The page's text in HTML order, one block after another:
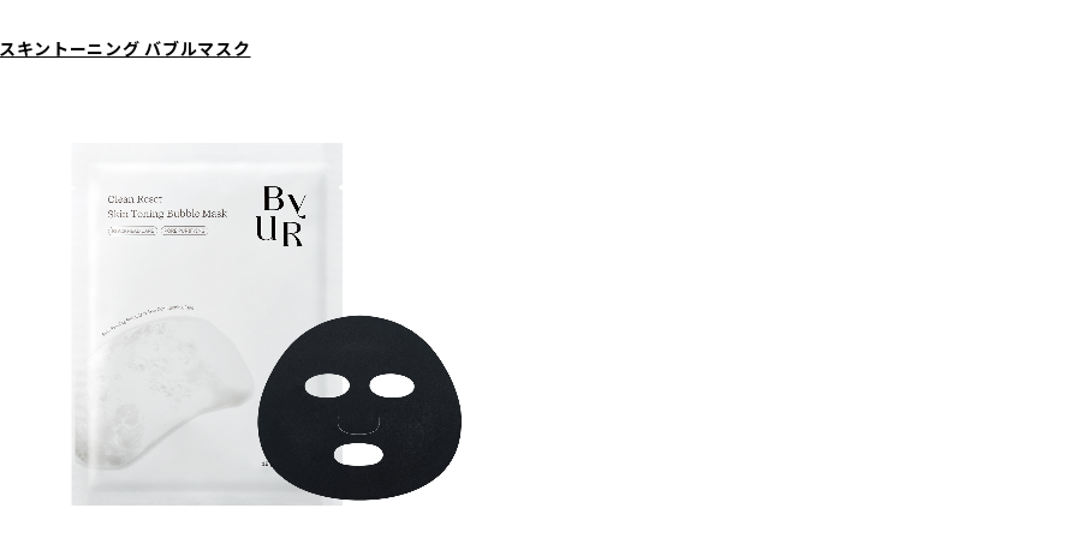
キントーニング バブルマスク